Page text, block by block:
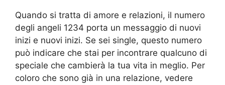
Quando si tratta di amore e relazioni, il numero
degli angeli 1234 porta un messaggio di nuovi
inizi e nuovi inizi. Se sei single, questo numero
può indicare che stai per incontrare qualcuno di
speciale che cambierà la tua vita in meglio. Per
coloro che sono già in una relazione, vedere